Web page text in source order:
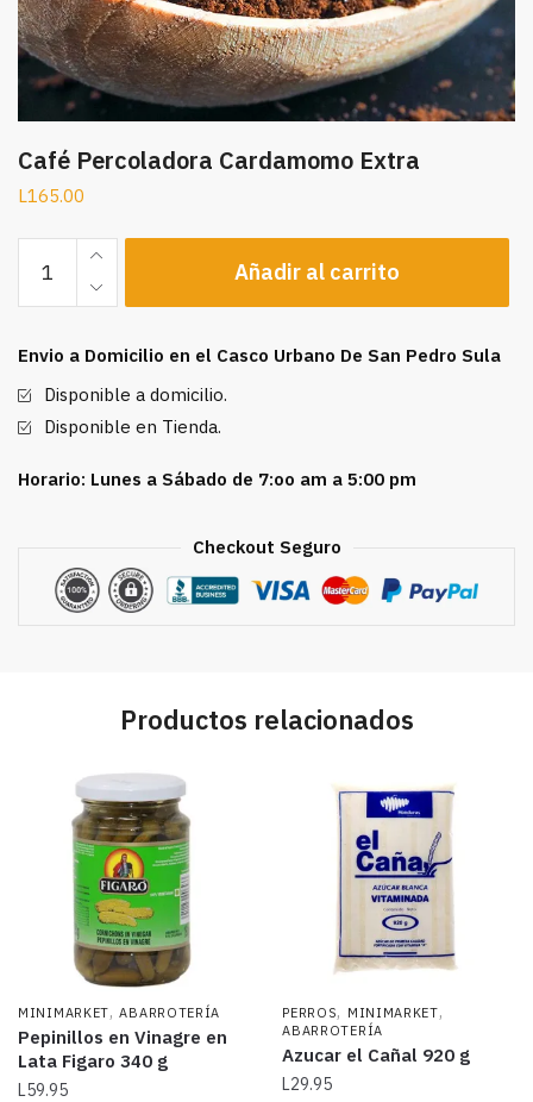
Café Percoladora Cardamomo Extra
L165.00
Percoladora
Cardamomo
cantidad
Añadir al carrito
Envio a Domicilio en el Casco Urbano De San Pedro Sula
Disponible a domicilio.
Disponible en Tienda.
Horario: Lunes a Sábado de 7:oo am a 5:00 pm
Checkout Seguro
Productos relacionados
MINIMARKET,ABARROTERÍA
Pepinillos en Vinagre en
Lata Figaro 340 g
L59.95
PERROS, MINIMARKET,
ABARROTERÍA
Azucar el Cañal 920 g
L29.95